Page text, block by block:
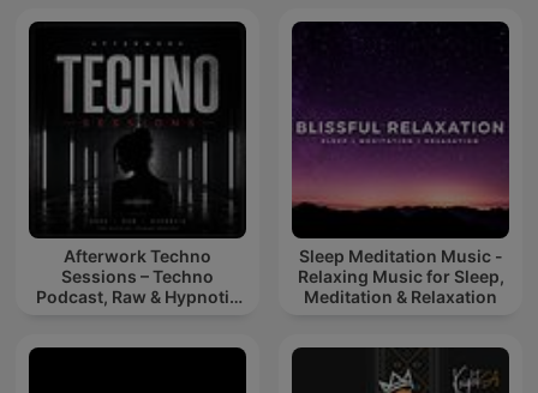
Afterwork Techno
Sessions – Techno
Podcast, Raw & Hypnotic
Sleep Meditation Music -
Relaxing Music for Sleep,
Meditation & Relaxation